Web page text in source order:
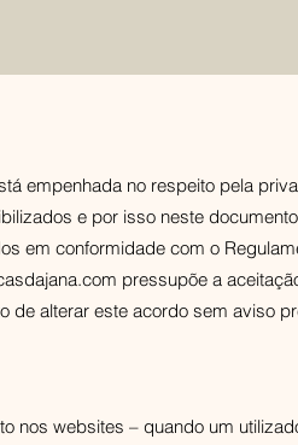
empenhada no respeito pela
e por isso neste
em conformidade com o
pressupõe a
de alterar este acordo sem aviso
nos websites – quando um